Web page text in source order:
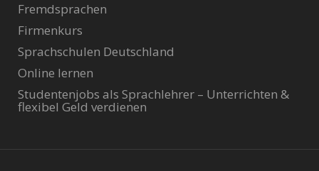
Fremdsprachen
Firmenkurs
Sprachschulen Deutschland
Online lernen
Studentenjobs als Sprachlehrer – Unterrichten &
flexibel Geld verdienen